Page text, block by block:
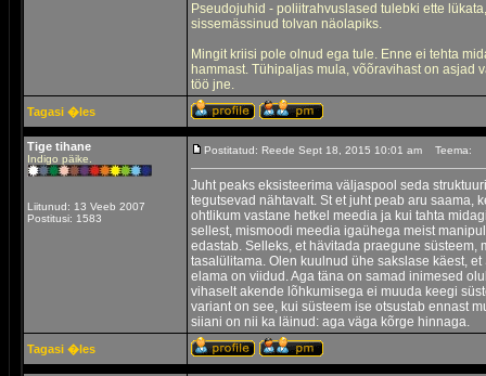
Pseudojuhid - poliitrahvuslased tulebki ette
sissemässinud tolvan näolapiks.
Mingit kriisi pole olnud ega tule. Enne ei tehta
hammast. Tühipaljas mula, võõravihast on asjad
töö jne.
Tagasi �les
Tige tihane
Indigo päike.
Liitunud: 13 Veeb 2007
Postitusi: 1583
Postitatud: Reede Sept 18, 2015 10:01 am Teema:
Juht peaks eksisteerima väljaspool seda
tegutsevad nähtavalt. St et juht peab aru saama,
ohtlikum vastane hetkel meedia ja kui tahta
sellest, mismoodi meedia igaühega meist
edastab. Selleks, et hävitada praegune
tasalülitama. Olen kuulnud ühe sakslase käest,
elama on viidud. Aga täna on samad inimesed
vihaselt akende lõhkumisega ei muuda keegi
variant on see, kui süsteem ise otsustab ennast
siiani on nii ka läinud: aga väga kõrge hinnaga.
Tagasi �les